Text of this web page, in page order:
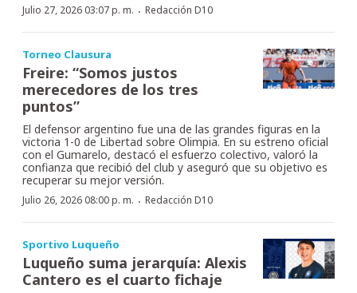
Julio 27, 2026 03:07 p. m. · Redacción D10
Torneo Clausura
Freire: “Somos justos
merecedores de los tres
puntos”
El defensor argentino fue una de las grandes figuras en la
victoria 1-0 de Libertad sobre Olimpia. En su estreno oficial
con el Gumarelo, destacó el esfuerzo colectivo, valoró la
confianza que recibió del club y aseguró que su objetivo es
recuperar su mejor versión.
Julio 26, 2026 08:00 p. m. · Redacción D10
Sportivo Luqueño
Luqueño suma jerarquía: Alexis
Cantero es el cuarto fichaje